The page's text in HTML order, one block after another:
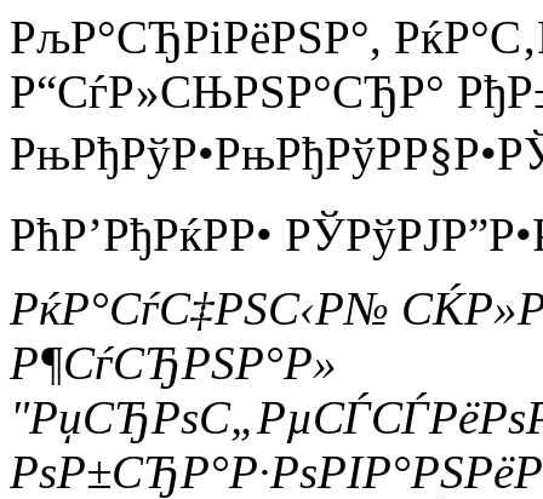
РљР°СЂРіРёРЅР°,
Р“СѓР»СЊРЅР°СЂР°
РћР’РђРќРР•
РќР°СѓС‡РЅС‹Р№
Р¶СѓСЂРЅР°Р»